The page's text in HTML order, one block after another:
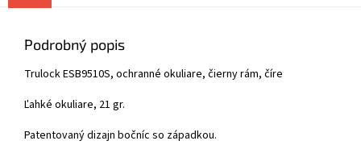
Podrobný popis
Trulock ESB9510S, ochranné okuliare, čierny rám, číre
Ľahké okuliare, 21 gr.
Patentovaný dizajn bočníc so západkou.